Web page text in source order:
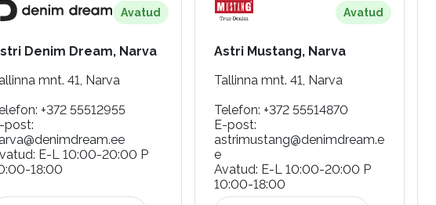
Avatud
Denim Dream, Narva
mnt. 41, Narva
: +372 55512955
post:
: E-L 10:00-20:00 P
18:00
Avatud
Astri Mustang, Narva
Tallinna mnt. 41, Narva
Telefon: +372 55514870
E-post:
astrimustang@denimdream.e
e
Avatud: E-L 10:00-20:00 P
10:00-18:00